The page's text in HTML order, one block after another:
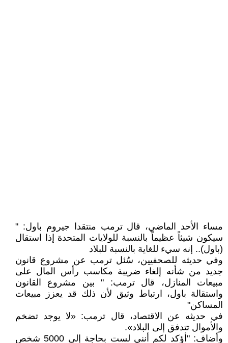
مساء الأحد الماضي، قال ترمب منتقدا جيروم باول: "
سيكون شيئاً عظيماً بالنسبة للولايات المتحدة إذا استقال
(باول).. إنه سيء للغاية بالنسبة للبلاد
وفي حديثه للصحفيين، سُئل ترمب عن مشروع قانون
جديد من شأنه إلغاء ضريبة مكاسب رأس المال على
مبيعات المنازل، قال ترمب: " بين مشروع القانون
واستقالة باول، ارتباط وثيق لأن ذلك قد يعزز مبيعات
المساكن"
في حديثه عن الاقتصاد، قال ترمب: «لا يوجد تضخم
والأموال تتدفق إلى البلاد».
وأضاف: "أؤكد لكم أنني لست بحاجة إلى 5000 شخص